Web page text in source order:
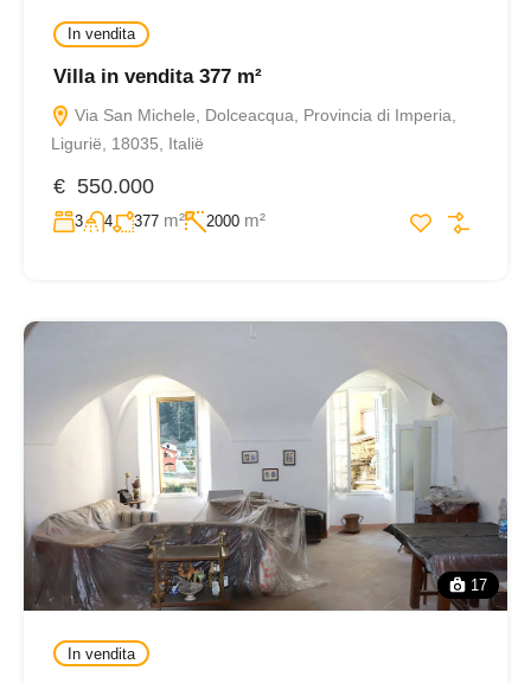
In vendita
Villa in vendita 377 m²
Via San Michele, Dolceacqua, Provincia di Imperia,
Ligurië, 18035, Italië
€ 550.000
3 4 377 m² 2000 m²
17
In vendita